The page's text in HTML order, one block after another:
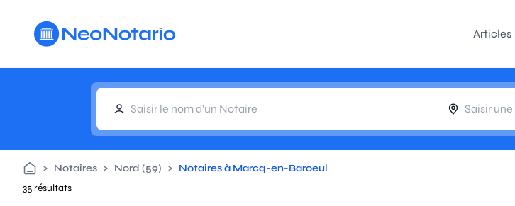
Articles
> Notaires > Nord (59) > Notaires à Marcq-en-Baroeul
35 résultats